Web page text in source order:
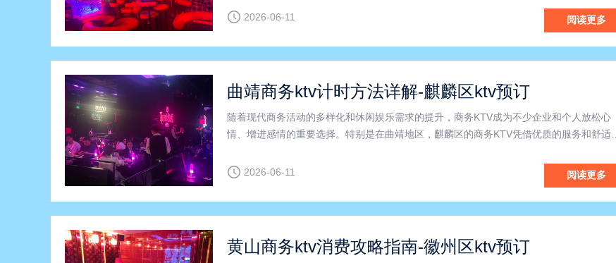
式，探讨其独特优势及发展趋势。一、衡水商务KTV的独特魅力衡水作为河北省
2026-06-11 阅读更多
曲靖商务ktv计时方法详解-麒麟区ktv预订
随着现代商务活动的多样化和休闲娱乐需求的提升，商务KTV成为不少企业和个人放松心
情、增进感情的重要选择。特别是在曲靖地区，麒麟区的商务KTV凭借优质的服务和舒适的
时”这几个关键词，为您全面介绍商务KTV的魅力与使用技巧。首
2026-06-11 阅读更多
黄山商务ktv消费攻略指南-徽州区ktv预订